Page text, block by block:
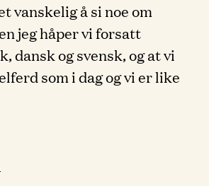
vanskelig å si noe om
jeg håper vi forsatt
dansk og svensk, og at vi
som i dag og vi er like